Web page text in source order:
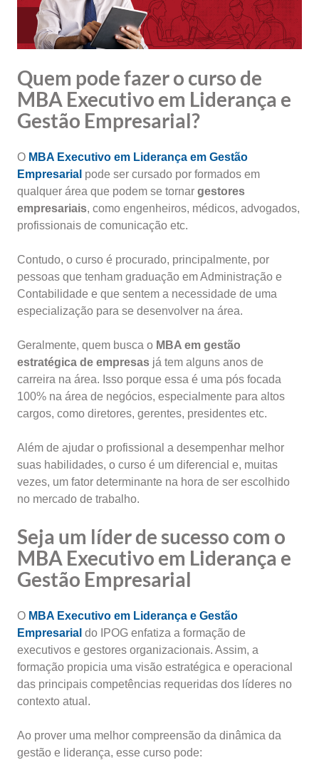
Quem pode fazer o curso de
MBA Executivo em Liderança e
Gestão Empresarial?
O MBA Executivo em Liderança em Gestão
Empresarial pode ser cursado por formados em
qualquer área que podem se tornar gestores
empresariais, como engenheiros, médicos, advogados,
profissionais de comunicação etc.
Contudo, o curso é procurado, principalmente, por
pessoas que tenham graduação em Administração e
Contabilidade e que sentem a necessidade de uma
especialização para se desenvolver na área.
Geralmente, quem busca o MBA em gestão
estratégica de empresas já tem alguns anos de
carreira na área. Isso porque essa é uma pós focada
100% na área de negócios, especialmente para altos
cargos, como diretores, gerentes, presidentes etc.
Além de ajudar o profissional a desempenhar melhor
suas habilidades, o curso é um diferencial e, muitas
vezes, um fator determinante na hora de ser escolhido
no mercado de trabalho.
Seja um líder de sucesso com o
MBA Executivo em Liderança e
Gestão Empresarial
O MBA Executivo em Liderança e Gestão
Empresarial do IPOG enfatiza a formação de
executivos e gestores organizacionais. Assim, a
formação propicia uma visão estratégica e operacional
das principais competências requeridas dos líderes no
contexto atual.
Ao prover uma melhor compreensão da dinâmica da
gestão e liderança, esse curso pode: